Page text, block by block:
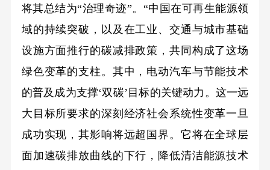
将其总结为“治理奇迹”。“中国在可再生能源领
域的持续突破，以及在工业、交通与城市基础
设施方面推行的碳减排政策，共同构成了这场
绿色变革的支柱。其中，电动汽车与节能技术
的普及成为支撑‘双碳’目标的关键动力。这一远
大目标所要求的深刻经济社会系统性变革一旦
成功实现，其影响将远超国界。它将在全球层
面加速碳排放曲线的下行，降低清洁能源技术